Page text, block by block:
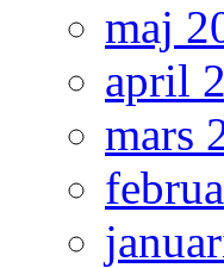
maj
april
mars